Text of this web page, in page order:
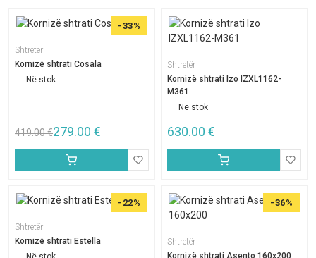
-33%
Shtretër
Kornizë shtrati Cosala
Në stok
419.00€279.00 €
Shtretër
Kornizë shtrati Izo IZXL1162-
M361
Në stok
630.00 €
-22%
Shtretër
Kornizë shtrati Estella
-36%
Shtretër
Kornizë shtrati Asento 160x200